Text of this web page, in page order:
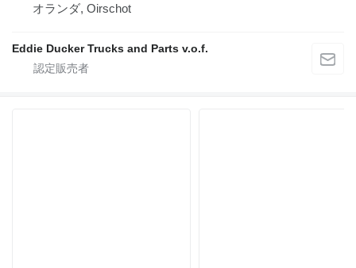
オランダ, Oirschot
Eddie Ducker Trucks and Parts v.o.f.